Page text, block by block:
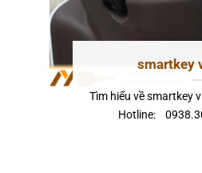
smartkey
Tìm hiểu về smartkey
Hotline: